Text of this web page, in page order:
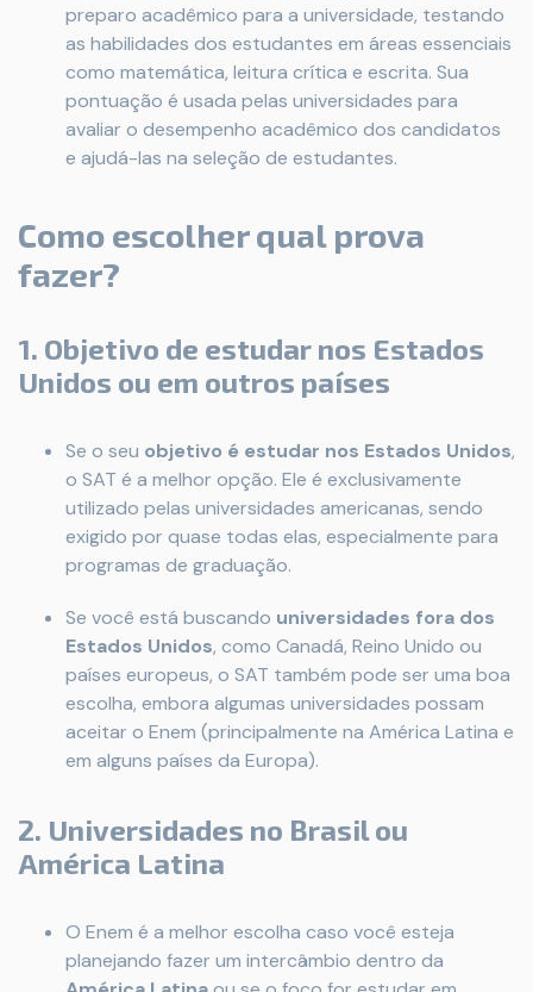
preparo acadêmico para a universidade, testando
as habilidades dos estudantes em áreas essenciais
como matemática, leitura crítica e escrita. Sua
pontuação é usada pelas universidades para
avaliar o desempenho acadêmico dos candidatos
e ajudá-las na seleção de estudantes.
Como escolher qual prova
fazer?
1. Objetivo de estudar nos Estados
Unidos ou em outros países
Se o seu objetivo é estudar nos Estados Unidos,
o SAT é a melhor opção. Ele é exclusivamente
utilizado pelas universidades americanas, sendo
exigido por quase todas elas, especialmente para
programas de graduação.
Se você está buscando universidades fora dos
Estados Unidos, como Canadá, Reino Unido ou
países europeus, o SAT também pode ser uma boa
escolha, embora algumas universidades possam
aceitar o Enem (principalmente na América Latina e
em alguns países da Europa).
2. Universidades no Brasil ou
América Latina
O Enem é a melhor escolha caso você esteja
planejando fazer um intercâmbio dentro da